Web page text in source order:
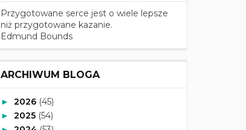
Przygotowane serce jest o wiele lepsze
niż przygotowane kazanie.
Edmund Bounds
ARCHIWUM BLOGA
► 2026 (45)
► 2025 (54)